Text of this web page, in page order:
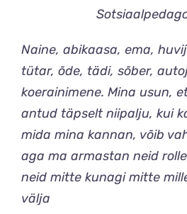
Naine, abikaasa, ema,
tütar, õde, tädi, sõber,
koerainimene. Mina usun,
antud täpselt niipalju, kui
mida mina kannan, võib
aga ma armastan neid
neid mitte kunagi mitte
välja